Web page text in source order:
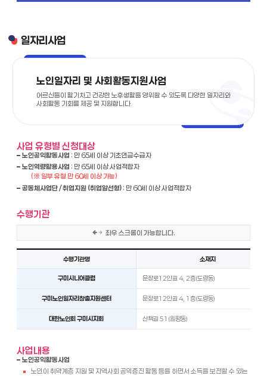
일자리사업
노인일자리 및 사회활동지원사업
어르신들이 활기차고 건강한 노후생활을 영위할 수 있도록 다양한 일자리와
사회활동 기회를 제공 및 지원합니다.
사업 유형별 신청대상
노인공익활동사업 : 만 65세 이상 기초연금수급자
노인역량활용사업 : 만 65세 이상 사업적합자
(※ 일부 유형 만 60세 이상 가능)
공동체사업단 / 취업지원 (취업알선형) : 만 60세 이상 사업적합자
수행기관
좌우 스크롤이 가능합니다.
노인일자리 및 사회활동지원사업 수행기관 현황을 수행기관명, 소재지, 연락처, 사업유형 순서로 안내한 표
수행기관명
소재지
구미시니어클럽 문장로12안길 4, 2층(도량동)
구미노인일자리창출지원센터 문장로12안길 4, 1층(도량동)
대한노인회 구미시지회 산책길 51(원평동)
사업내용
노인공익활동사업
노인이 취약계층 지원 및 지역사회 공익증진 활동 등을 하면서 소득을 보전할 수 있는